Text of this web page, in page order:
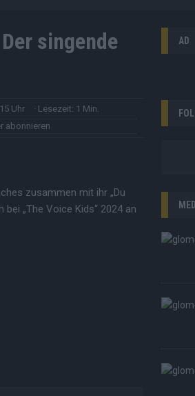
singende
Uhr
· Lesezeit: 1 Min.
abonnieren
zusammen mit ihr „Du
bei „The Voice Kids“ 2024 an
AD